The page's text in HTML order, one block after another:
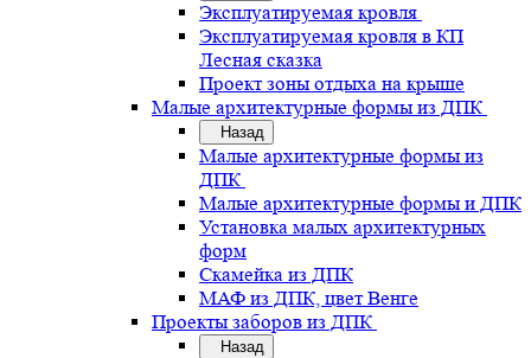
Эксплуатируемая кровля
Эксплуатируемая кровля в КП
Лесная сказка
Проект зоны отдыха на крыше
Малые архитектурные формы из ДПК
Назад
Малые архитектурные формы из
ДПК
Малые архитектурные формы и ДПК
Установка малых архитектурных
форм
Скамейка из ДПК
МАФ из ДПК, цвет Венге
Проекты заборов из ДПК
Назад